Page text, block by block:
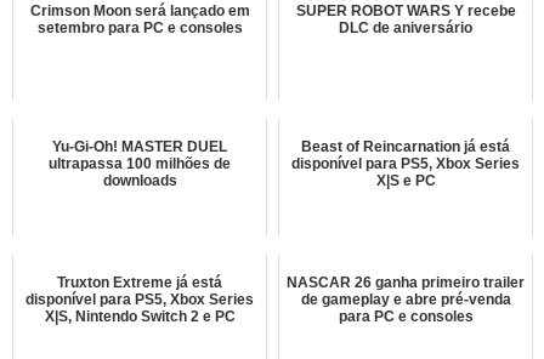
Crimson Moon será lançado em
setembro para PC e consoles
SUPER ROBOT WARS Y recebe
DLC de aniversário
Yu-Gi-Oh! MASTER DUEL
ultrapassa 100 milhões de
downloads
Beast of Reincarnation já está
disponível para PS5, Xbox Series
X|S e PC
Truxton Extreme já está
disponível para PS5, Xbox Series
X|S, Nintendo Switch 2 e PC
NASCAR 26 ganha primeiro trailer
de gameplay e abre pré-venda
para PC e consoles